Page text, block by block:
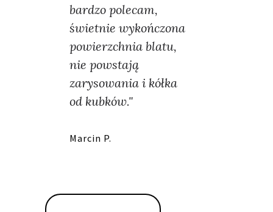
bardzo polecam,
świetnie wykończona
powierzchnia blatu,
nie powstają
zarysowania i kółka
od kubków."
Marcin P.